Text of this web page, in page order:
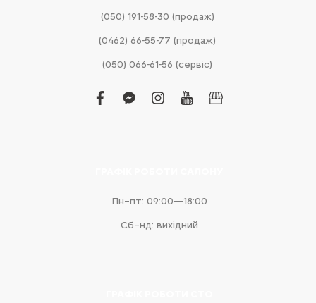
(050) 191-58-30 (продаж)
(0462) 66-55-77 (продаж)
(050) 066-61-56 (сервіс)
facebook
facebook-
instagram
youtubebusiness
Пн–пт: 09:00—18:00
Сб–нд: вихідний